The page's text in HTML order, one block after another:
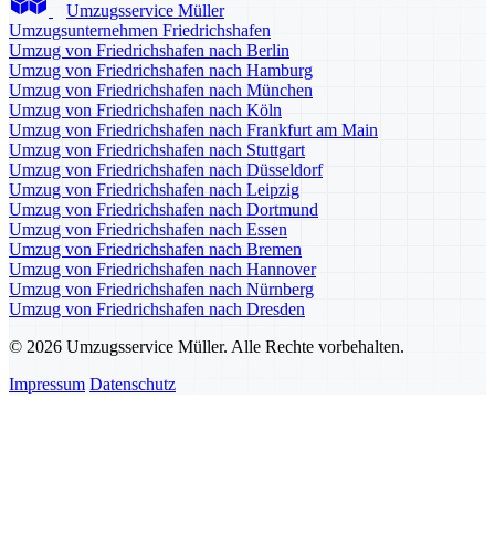
Umzugsservice Müller
Umzugsunternehmen Friedrichshafen
Umzug von Friedrichshafen nach Berlin
Umzug von Friedrichshafen nach Hamburg
Umzug von Friedrichshafen nach München
Umzug von Friedrichshafen nach Köln
Umzug von Friedrichshafen nach Frankfurt am Main
Umzug von Friedrichshafen nach Stuttgart
Umzug von Friedrichshafen nach Düsseldorf
Umzug von Friedrichshafen nach Leipzig
Umzug von Friedrichshafen nach Dortmund
Umzug von Friedrichshafen nach Essen
Umzug von Friedrichshafen nach Bremen
Umzug von Friedrichshafen nach Hannover
Umzug von Friedrichshafen nach Nürnberg
Umzug von Friedrichshafen nach Dresden
© 2026 Umzugsservice Müller. Alle Rechte vorbehalten.
Impressum Datenschutz